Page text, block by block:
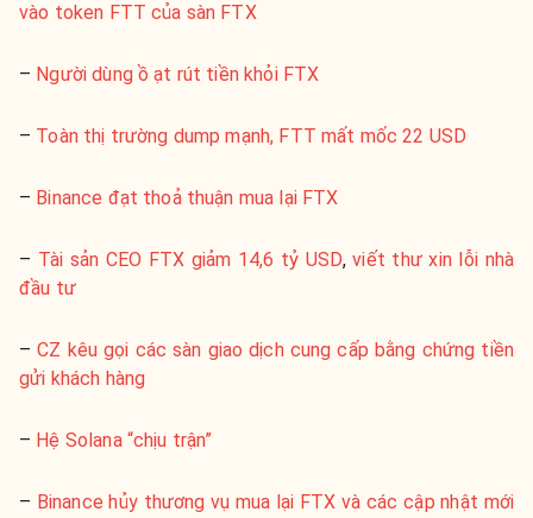
vào token FTT của sàn FTX
– Người dùng ồ ạt rút tiền khỏi FTX
– Toàn thị trường dump mạnh, FTT mất mốc 22 USD
– Binance đạt thoả thuận mua lại FTX
– Tài sản CEO FTX giảm 14,6 tỷ USD,viết thư xin lỗi nhà
đầu tư
–CZ kêu gọi các sàn giao dịch cung cấp bằng chứng tiền
gửi khách hàng
– Hệ Solana “chịu trận”
– Binance hủy thương vụ mua lại FTX và các cập nhật mới